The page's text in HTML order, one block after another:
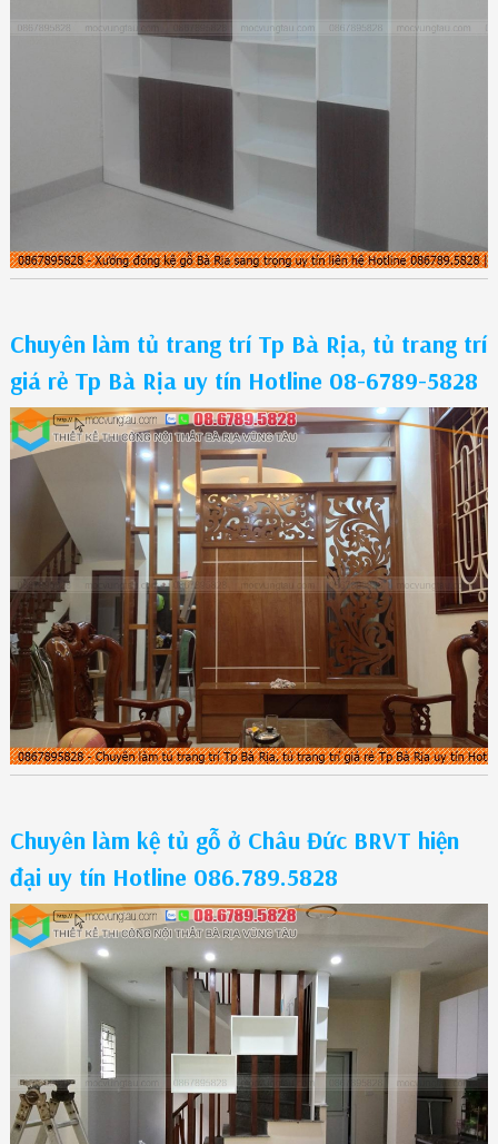
Chuyên làm tủ trang trí Tp Bà Rịa, tủ trang trí
giá rẻ Tp Bà Rịa uy tín Hotline 08-6789-5828
Chuyên làm kệ tủ gỗ ở Châu Đức BRVT hiện
đại uy tín Hotline 086.789.5828